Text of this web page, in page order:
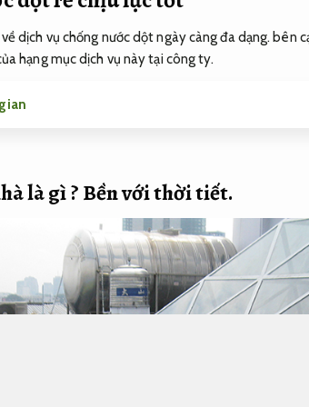
dịch vụ chống nước dột ngày càng đa dạng. bên
hạng mục dịch vụ này tại công ty.
là gì ?Bền với thời tiết.